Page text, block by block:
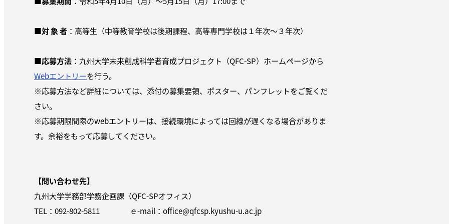
■対 象 者 ： 高等生 （中等教育学校は後期課程、高等専門学校は１年次～３年次）
■応募方法 ：九州大学未来創成科学者育成プロジェクト（QFC-SP）ホームページから
Webエントリーを行う。
※応募方法など詳細については、添付の募集要領、ポスター、パンフレットをご覧くだ
さい。
※応募期限間際のwebエントリーは、接続環境によっては回線が遅くなる場合がありま
す。余裕をもって応募してください。
【問い合わせ先】
九州大学学務部学務企画課（QFC-SPオフィス）
TEL：092-802-5811 ｅ-mail：office@qfcsp.kyushu-u.ac.jp